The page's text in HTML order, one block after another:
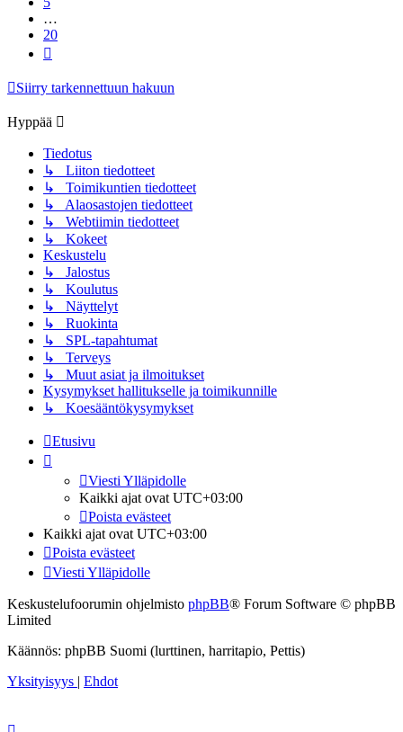
…
20
Siirry tarkennettuun hakuun
Hyppää
Tiedotus
↳ Liiton tiedotteet
↳ Toimikuntien tiedotteet
↳ Alaosastojen tiedotteet
↳ Webtiimin tiedotteet
↳ Kokeet
Keskustelu
↳ Jalostus
↳ Koulutus
↳ Näyttelyt
↳ Ruokinta
↳ SPL-tapahtumat
↳ Terveys
↳ Muut asiat ja ilmoitukset
Kysymykset hallitukselle ja toimikunnille
↳ Koesääntökysymykset
Etusivu
Viesti Ylläpidolle
Kaikki ajat ovatUTC+03:00
Poista evästeet
Kaikki ajat ovatUTC+03:00
Poista evästeet
Viesti Ylläpidolle
Keskustelufoorumin ohjelmisto phpBB® Forum Software © phpBB
Limited
Käännös: phpBB Suomi (lurttinen, harritapio, Pettis)
Yksityisyys
Ehdot